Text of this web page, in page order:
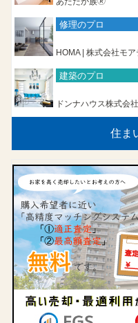
修理のプロ
HOMA | 株式会社モア
建築のプロ
ドンナハウス株式会
住ま